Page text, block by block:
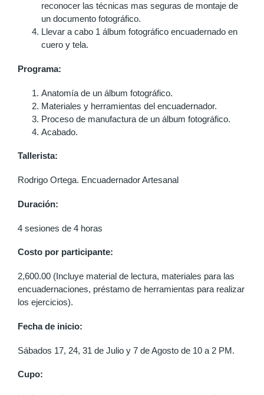
reconocer las técnicas mas seguras de montaje de
un documento fotográfico.
Llevar a cabo 1 álbum fotográfico encuadernado en
cuero y tela.
Programa:
Anatomía de un álbum fotográfico.
Materiales y herramientas del encuadernador.
Proceso de manufactura de un álbum fotográfico.
Acabado.
Tallerista:
Rodrigo Ortega. Encuadernador Artesanal
Duración:
4 sesiones de 4 horas
Costo por participante:
2,600.00 (Incluye material de lectura, materiales para las
encuadernaciones, préstamo de herramientas para realizar
los ejercicios).
Fecha de inicio:
Sábados 17, 24, 31 de Julio y 7 de Agosto de 10 a 2 PM.
Cupo: